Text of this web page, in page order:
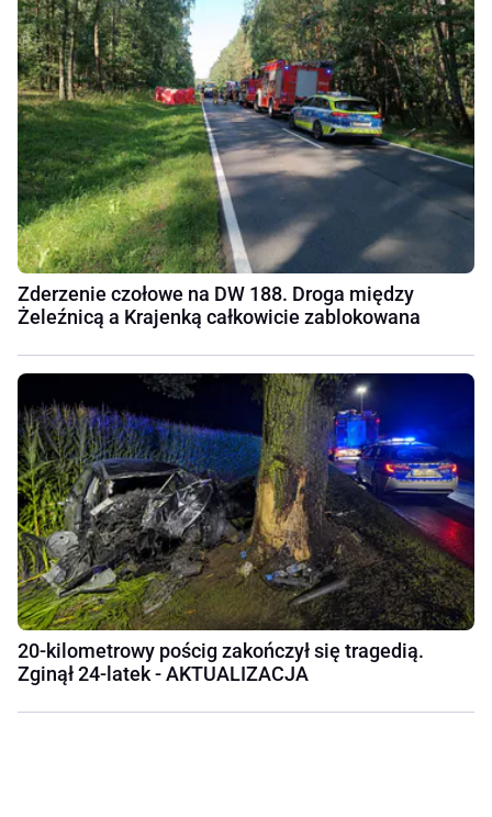
Zderzenie czołowe na DW 188. Droga między
Żeleźnicą a Krajenką całkowicie zablokowana
20-kilometrowy pościg zakończył się tragedią.
Zginął 24-latek - AKTUALIZACJA